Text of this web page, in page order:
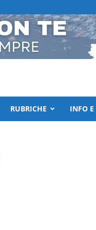
RUBRICHE INFO